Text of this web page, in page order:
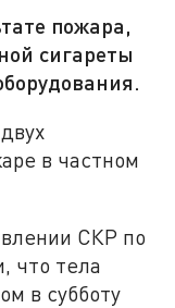
пожара,
сигареты
в частном
СКР по
что тела
в субботу